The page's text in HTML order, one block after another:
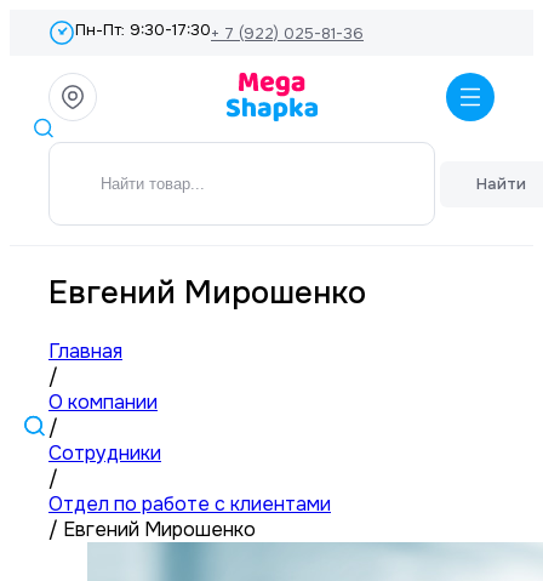
Пн-Пт: 9:30-17:30+ 7 (922) 025-81-36
Найти
Евгений Мирошенко
Главная
/
О компании
/
Сотрудники
/
Отдел по работе с клиентами
/ Евгений Мирошенко